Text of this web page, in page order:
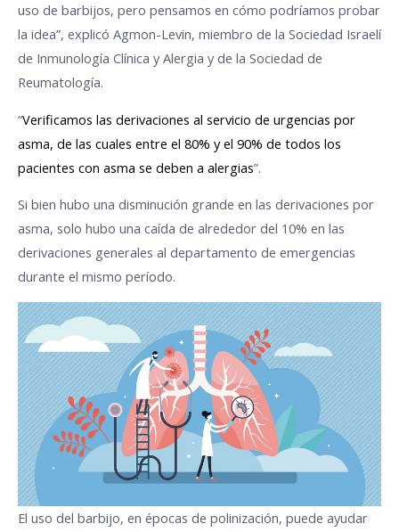
uso de barbijos, pero pensamos en cómo podríamos probar
la idea”, explicó Agmon-Levin, miembro de la Sociedad Israelí
de Inmunología Clínica y Alergia y de la Sociedad de
Reumatología.
“Verificamos las derivaciones al servicio de urgencias por
asma, de las cuales entre el 80% y el 90% de todos los
pacientes con asma se deben a alergias”.
Si bien hubo una disminución grande en las derivaciones por
asma, solo hubo una caída de alrededor del 10% en las
derivaciones generales al departamento de emergencias
durante el mismo período.
El uso del barbijo, en épocas de polinización, puede ayudar